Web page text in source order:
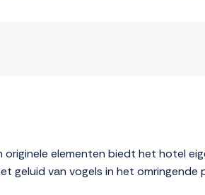
elementen biedt het hotel
geluid van vogels in het omringende